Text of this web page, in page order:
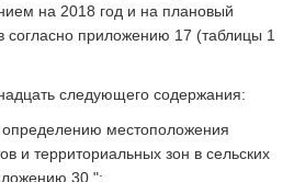
на 2018 год и на плановый
согласно приложению 17 (таблицы 1
следующего содержания:
местоположения
и территориальных зон в сельских
30.";